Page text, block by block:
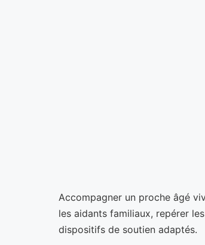
Accompagner un proche âgé
les aidants familiaux, repérer
dispositifs de soutien adaptés.